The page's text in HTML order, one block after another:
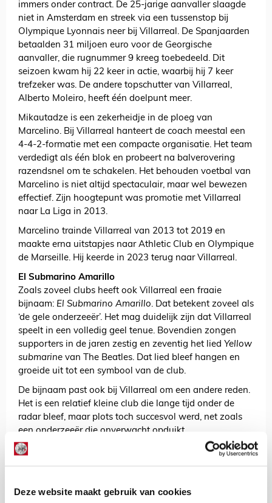
Deze website maakt gebruik van cookies
immers onder contract. De 25-jarige aanvaller slaagde
niet in Amsterdam en streek via een tussenstop bij
Olympique Lyonnais neer bij Villarreal. De Spanjaarden
betaalden 31 miljoen euro voor de Georgische
aanvaller, die rugnummer 9 kreeg toebedeeld. Dit
seizoen kwam hij 22 keer in actie, waarbij hij 7 keer
trefzeker was. De andere topschutter van Villarreal,
Alberto Moleiro, heeft één doelpunt meer.
Mikautadze is een zekerheidje in de ploeg van
Marcelino. Bij Villarreal hanteert de coach meestal een
4-4-2-formatie met een compacte organisatie. Het team
verdedigt als één blok en probeert na balverovering
razendsnel om te schakelen. Het behouden voetbal van
Marcelino is niet altijd spectaculair, maar wel bewezen
effectief. Zijn hoogtepunt was promotie met Villarreal
naar La Liga in 2013.
Marcelino trainde Villarreal van 2013 tot 2019 en
maakte erna uitstapjes naar Athletic Club en Olympique
de Marseille. Hij keerde in 2023 terug naar Villarreal.
El Submarino Amarillo
Zoals zoveel clubs heeft ook Villarreal een fraaie
bijnaam: El Submarino Amarillo. Dat betekent zoveel als
‘de gele onderzeeër’. Het mag duidelijk zijn dat Villarreal
speelt in een volledig geel tenue. Bovendien zongen
supporters in de jaren zestig en zeventig het lied Yellow
submarine van The Beatles. Dat lied bleef hangen en
groeide uit tot een symbool van de club.
De bijnaam past ook bij Villarreal om een andere reden.
Het is een relatief kleine club die lange tijd onder de
radar bleef, maar plots toch succesvol werd, net zoals
een onderzeeër die onverwacht opduikt.
De spelers van Villarreal worden Els Groguetsgenoemd.
Dat betekent zoiets als ‘de gelen’. Het is niet voor niets
je raadt het al – een onderzeeër. Het hoofd heeft in elk